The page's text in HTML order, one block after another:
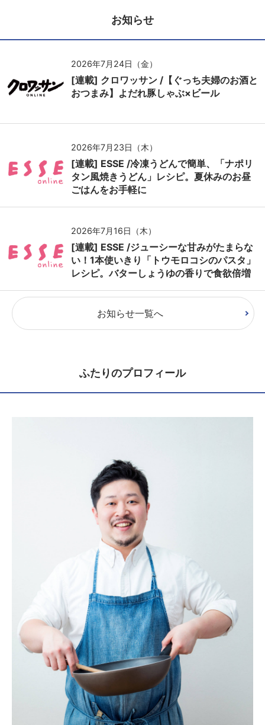
お知らせ
2026年7月24日（金）
[連載] クロワッサン /【ぐっち夫婦のお酒と
おつまみ】よだれ豚しゃぶ×ビール
2026年7月23日（木）
[連載] ESSE /冷凍うどんで簡単、「ナポリ
タン風焼きうどん」レシピ。夏休みのお昼
ごはんをお手軽に
2026年7月16日（木）
[連載] ESSE /ジューシーな甘みがたまらな
い！1本使いきり「トウモロコシのパスタ」
レシピ。バターしょうゆの香りで食欲倍増
お知らせ一覧へ
ふたりのプロフィール